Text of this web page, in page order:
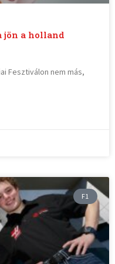
jön a holland
Fesztiválon nem más,
F1